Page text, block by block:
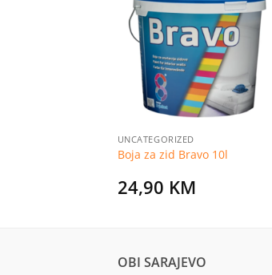
Dodaj
listu
želja
UNCATEGORIZED
Boja za zid Bravo 10l
24,90 KM
OBI SARAJEVO